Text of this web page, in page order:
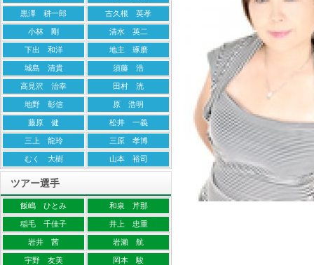
黒澤 耕一郎 古久根 英孝
小林 剛 清水 英二
下出 和洋 地主 琢磨
城島 清貴 須藤 浩
高見沢 治幸 田村 洸
地野 彰信 原 浩明
藤原 健 松井 一義
三上 龍玲 三原 孝博
むく 大樹 山本 裕司
ツアー選手
飯嶋 ひとみ 和泉 芹那
稲毛 千佳子 井上 忠重
岩井 茜 岩瀨 航
宇野 友美 岡本 駿